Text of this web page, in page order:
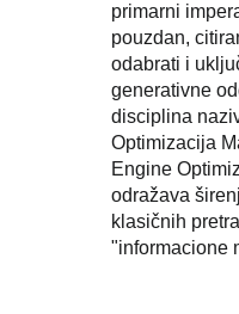
primarni
pouzdan,
odabrati i
generativne
disciplina
Optimizacija
Engine
odražava
klasičnih
"informacione